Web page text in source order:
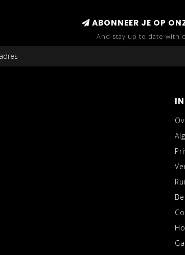
ABONNEER JE OP
And stay up to date with